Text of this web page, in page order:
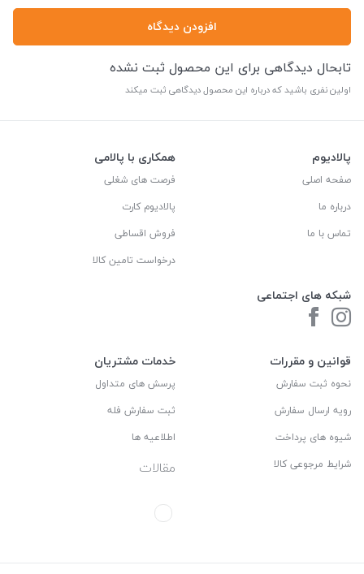
افزودن دیدگاه
تابحال دیدگاهی برای این محصول ثبت نشده
اولین نفری باشید که درباره این محصول دیدگاهی ثبت میکند
پالادیوم
صفحه اصلی
درباره ما
تماس با ما
شبکه های اجتماعی
همکاری با پالامی
فرصت های شغلی
پالادیوم کارت
فروش اقساطی
درخواست تامین کالا
قوانین و مقررات
نحوه ثبت سفارش
رویه ارسال سفارش
شیوه های پرداخت
شرایط مرجوعی کالا
خدمات مشتریان
پرسش های متداول
ثبت سفارش فله
اطلاعیه ها
مقالات